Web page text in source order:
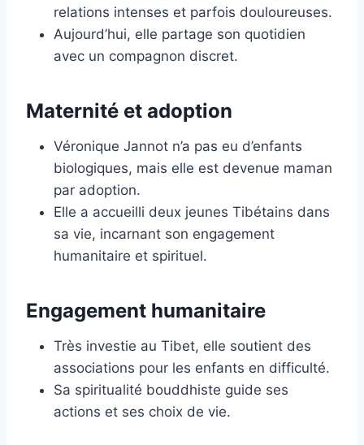
relations intenses et parfois douloureuses.
Aujourd’hui, elle partage son quotidien
avec un compagnon discret.
Maternité et adoption
Véronique Jannot n’a pas eu d’enfants
biologiques, mais elle est devenue maman
par adoption.
Elle a accueilli deux jeunes Tibétains dans
sa vie, incarnant son engagement
humanitaire et spirituel.
Engagement humanitaire
Très investie au Tibet, elle soutient des
associations pour les enfants en difficulté.
Sa spiritualité bouddhiste guide ses
actions et ses choix de vie.